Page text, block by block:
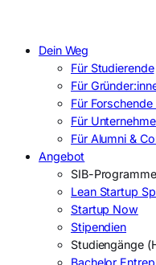
Dein Weg
Für Studierende
Für
Für
Für
Für Alumni &
Angebot
SIB-Programme
Lean Startup
Startup Now
Stipendien
Studiengänge